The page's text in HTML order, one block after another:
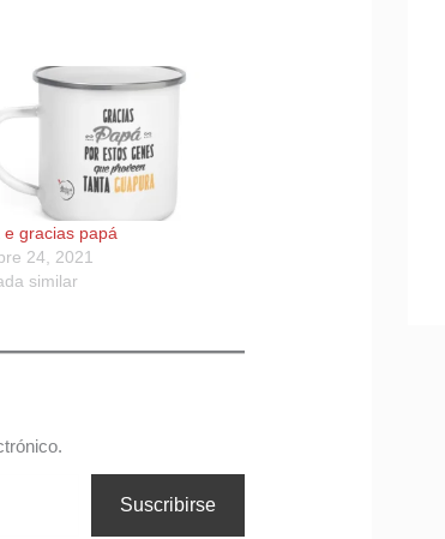
e gracias papá
24, 2021
similar
Suscribirse